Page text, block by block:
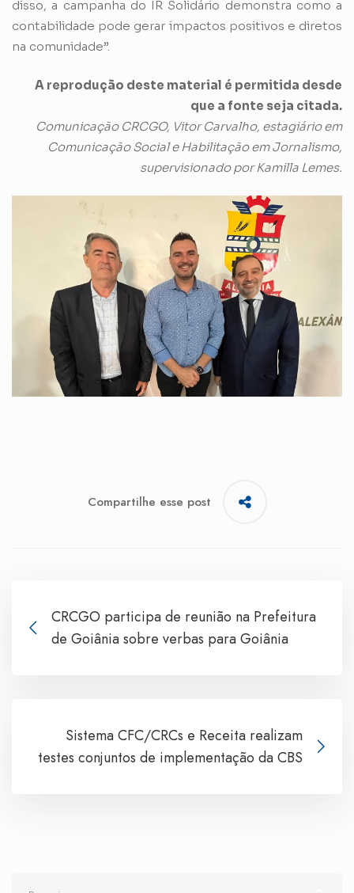
disso, a campanha do IR Solidário demonstra como a
contabilidade pode gerar impactos positivos e diretos
na comunidade”.
A reprodução deste material é permitida desde
que a fonte seja citada.
Comunicação CRCGO, Vitor Carvalho, estagiário em
Comunicação Social e Habilitação em Jornalismo,
supervisionado por Kamilla Lemes.
Compartilhe esse post
CRCGO participa de reunião na Prefeitura
de Goiânia sobre verbas para Goiânia
Sistema CFC/CRCs e Receita realizam
testes conjuntos de implementação da CBS